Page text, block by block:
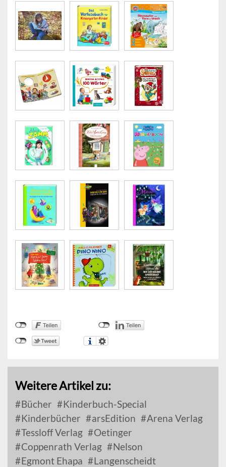
Weitere Artikel zu:
Bücher
Kinderbuch-Special
Kinderbücher
arsEdition
Arena Verlag
Tessloff Verlag
Oetinger
Coppenrath Verlag
Nelson
Egmont Ehapa
Langenscheidt